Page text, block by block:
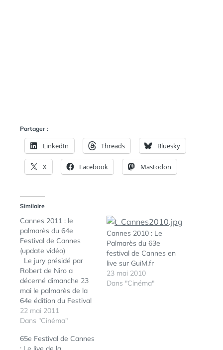
Partager :
LinkedIn Threads Bluesky
X Facebook Mastodon
Similaire
Cannes 2011 : le
palmarès du 64e
Festival de Cannes
(update vidéo)
Le jury présidé par
Robert de Niro a
décerné dimanche 23
mai le palmarès de la
64e édition du Festival
de Cannes. Le jury du
Court-métrage, présidé
décerné les prix
22 mai 2011
Dans "Cinéma"
Cannes 2010 : Le
Palmarès du 63e
festival de Cannes en
live sur GuiM.fr
23 mai 2010
Dans "Cinéma"
65e Festival de Cannes